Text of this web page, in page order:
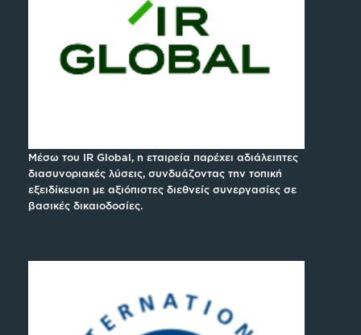
Μέσω του IR Global, η εταιρεία παρέχει αδιάλειπτες
διασυνοριακές λύσεις, συνδυάζοντας την τοπική
εξειδίκευση με αξιόπιστες διεθνείς συνεργασίες σε
βασικές δικαιοδοσίες.